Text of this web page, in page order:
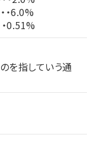
・・6.0%
・0.51%
を指していう通